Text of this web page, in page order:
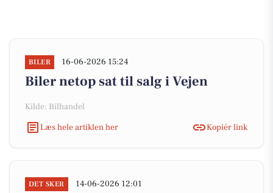
BILER 16-06-2026 15:24
Biler netop sat til salg i Vejen
Kilde: Bilhandel
Læs hele artiklen her
Kopiér link
DET SKER 14-06-2026 12:01